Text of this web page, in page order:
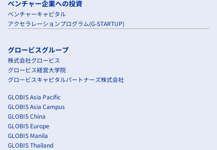
ベンチャー企業への投資
ベンチャーキャピタル
アクセラレーションプログラム(G-STARTUP)
グロービスグループ
株式会社グロービス
グロービス経営大学院
グロービスキャピタルパートナーズ株式会社
GLOBIS Asia Pacific
GLOBIS Asia Campus
GLOBIS China
GLOBIS Europe
GLOBIS Manila
GLOBIS Thailand